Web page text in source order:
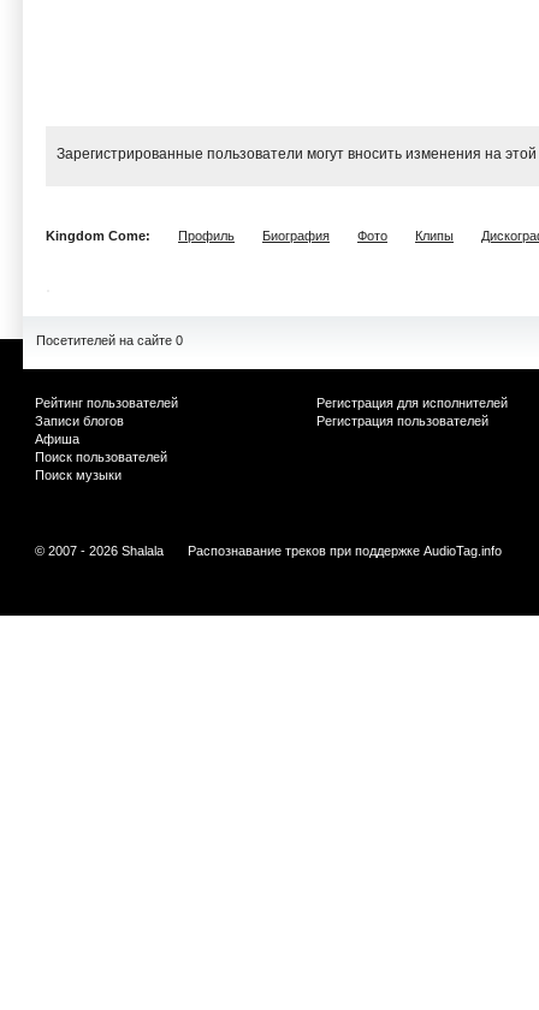
Зарегистрированные пользователи могут вносить изменения на
Kingdom Come: Профиль Биография Фото Клипы
Посетителей на сайте 0
Рейтинг пользователей
Записи блогов
Афиша
Поиск пользователей
Поиск музыки
Регистрация для исполнителей
Регистрация пользователей
© 2007 - 2026 Shalala Распознавание треков при поддержке AudioTag.info